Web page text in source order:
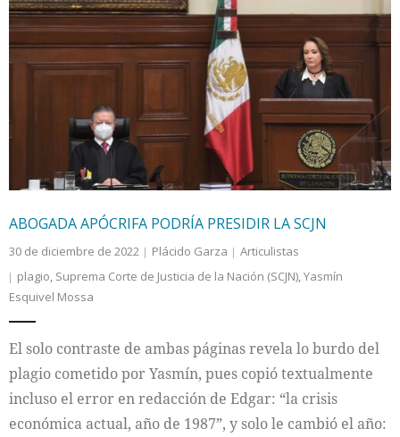
ABOGADA APÓCRIFA PODRÍA PRESIDIR LA SCJN
30 de diciembre de 2022 Plácido Garza
Articulistas
plagio Suprema Corte de Justicia de la Nación (SCJN) Yasmín
Esquivel Mossa
El solo contraste de ambas páginas revela lo burdo del
plagio cometido por Yasmín, pues copió textualmente
incluso el error en redacción de Edgar: “la crisis
económica actual, año de 1987”, y solo le cambió el año: